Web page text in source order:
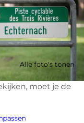
Alle foto's tonen
moet je de